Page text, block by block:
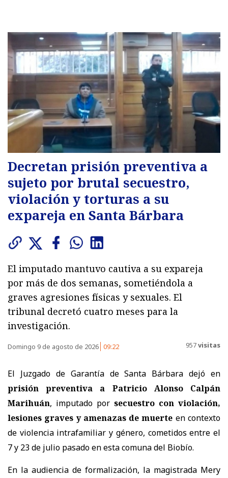
Decretan prisión preventiva a
sujeto por brutal secuestro,
violación y torturas a su
expareja en Santa Bárbara
El imputado mantuvo cautiva a su expareja
por más de dos semanas, sometiéndola a
graves agresiones físicas y sexuales. El
tribunal decretó cuatro meses para la
investigación.
Domingo 9 de agosto de 2026 09:22 957visitas
El Juzgado de Garantía de Santa Bárbara dejó en
prisión preventiva a Patricio Alonso Calpán
Marihuán, imputado por secuestro con violación,
lesiones graves y amenazas de muerte en contexto
de violencia intrafamiliar y género, cometidos entre el
7 y 23 de julio pasado en esta comuna del Biobío.
En la audiencia de formalización, la magistrada Mery